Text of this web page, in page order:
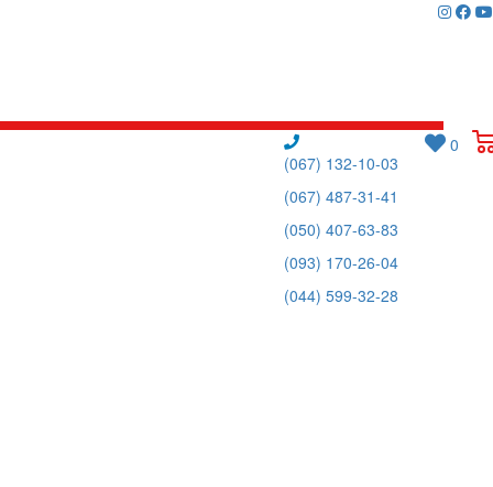
0
(067) 132-10-03
(067) 487-31-41
(050) 407-63-83
(093) 170-26-04
(044) 599-32-28